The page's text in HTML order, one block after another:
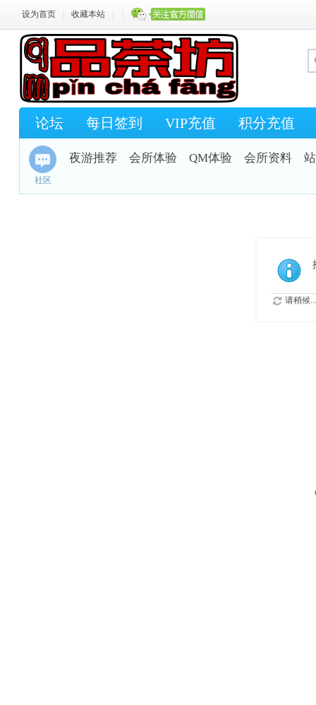
设为首页 收藏本站
论坛 每日签到 VIP充值 积分充值
社区
夜游推荐 会所体验 QM体验 会所资料
请稍候...